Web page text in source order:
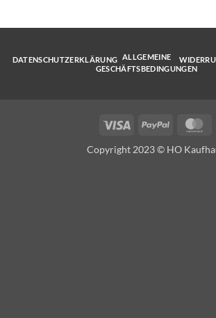
DATENSCHUTZERKLÄRUNG ALLGEMEINE
GESCHÄFTSBEDINGUNGEN
Visa PayPal
Copyright 2023 © HO